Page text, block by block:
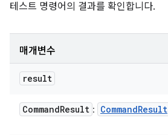
테스트 명령어의 결과를 확인합니다.
매개변수
result
CommandResult : CommandResult